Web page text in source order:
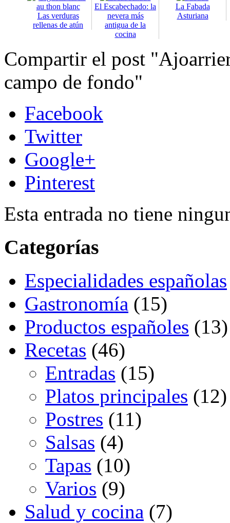
Las verduras
rellenas de atún
El Escabechado: la
nevera más
antigua de la
cocina
La Fabada
Asturiana
Compartir el post
campo de fondo"
Facebook
Twitter
Google+
Pinterest
Esta entrada no tiene
Categorías
Especialidades españolas
Gastronomía (15)
Productos españoles (13)
Recetas (46)
Entradas (15)
Platos principales (12)
Postres (11)
Salsas (4)
Tapas (10)
Varios (9)
Salud y cocina (7)